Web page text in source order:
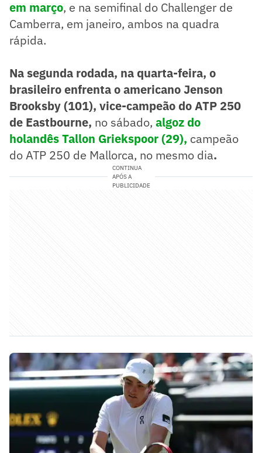
em março, e na semifinal do Challenger de
Camberra, em janeiro, ambos na quadra
rápida.
Na segunda rodada, na quarta-feira, o
brasileiro enfrenta o americano Jenson
Brooksby (101), vice-campeão do ATP 250
de Eastbourne, no sábado, algoz do
holandês Tallon Griekspoor (29), campeão
do ATP 250 de Mallorca, no mesmo dia.
CONTINUA
APÓS A
PUBLICIDADE